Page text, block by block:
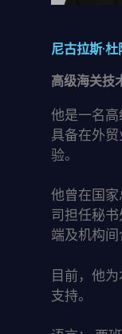
尼古拉斯·
高级海关技
他是一名高
具备在外
验。
他曾在国
司担任秘
端及机构间
目前，他
支持。